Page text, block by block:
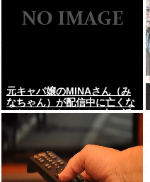
元キャバ嬢のMINAさん（み
なちゃん）が配信中に亡くな
ったのではないかとX上で話
題に（※動画あり）